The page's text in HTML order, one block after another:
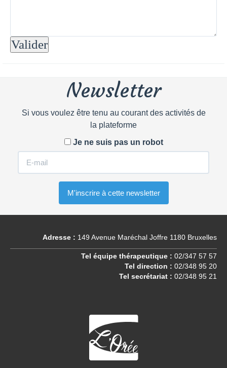
Valider
Newsletter
Si vous voulez être tenu au courant des activités de
la plateforme
Je ne suis pas un robot
Adresse : 149 Avenue Maréchal Joffre 1180 Bruxelles
Tel équipe thérapeutique : 02/347 57 57
Tel direction : 02/348 95 20
Tel secrétariat : 02/348 95 21